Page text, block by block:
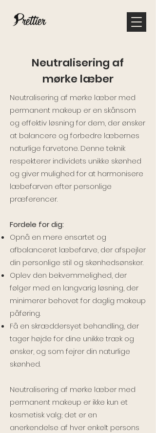
Neutralisering af
mørke læber
Neutralisering af mørke læber med
permanent makeup er en skånsom
og effektiv løsning for dem, der ønsker
at balancere og forbedre læbernes
naturlige farvetone. Denne teknik
respekterer individets unikke skønhed
og giver mulighed for at harmonisere
læbefarven efter personlige
præferencer.
Fordele for dig:
Opnå en mere ensartet og
afbalanceret læbefarve, der afspejler
din personlige stil og skønhedsønsker.
Oplev den bekvemmelighed, der
følger med en langvarig løsning, der
minimerer behovet for daglig makeup
påføring.
Få en skræddersyet behandling, der
tager højde for dine unikke træk og
ønsker, og som fejrer din naturlige
skønhed.
Neutralisering af mørke læber med
permanent makeup er ikke kun et
kosmetisk valg; det er en
anerkendelse af hver enkelt persons